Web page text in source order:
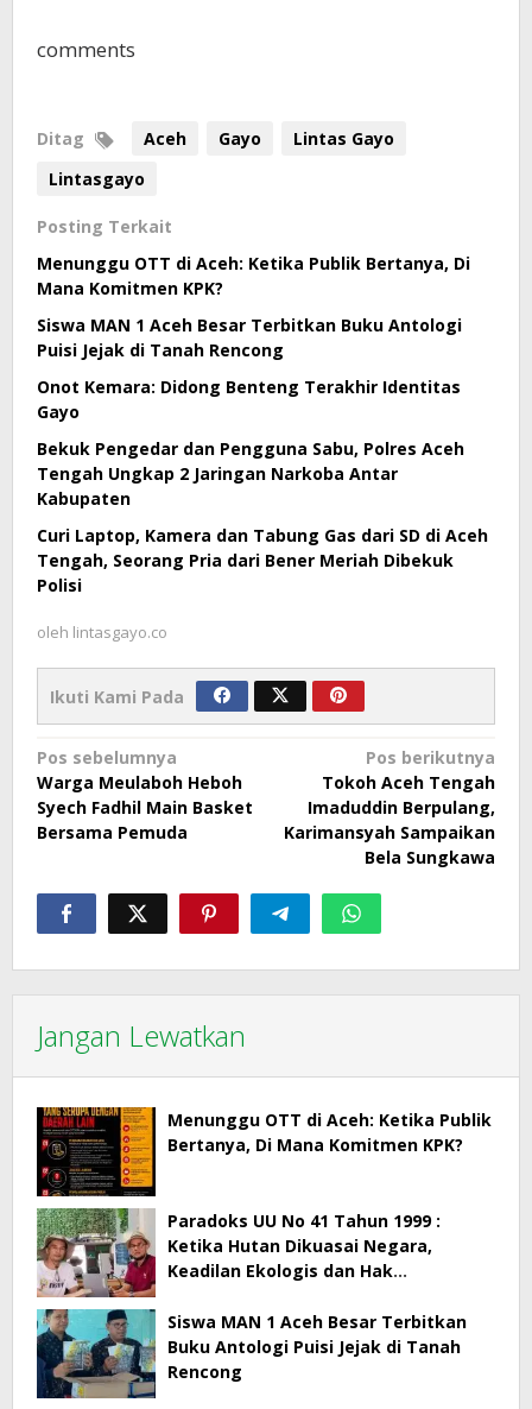
comments
Ditag Aceh Gayo
Lintas Gayo
Lintasgayo
Posting Terkait
Menunggu OTT di Aceh: Ketika Publik Bertanya, Di
Mana Komitmen KPK?
Siswa MAN 1 Aceh Besar Terbitkan Buku Antologi
Puisi Jejak di Tanah Rencong
Onot Kemara: Didong Benteng Terakhir Identitas
Gayo
Bekuk Pengedar dan Pengguna Sabu, Polres Aceh
Tengah Ungkap 2 Jaringan Narkoba Antar
Kabupaten
Curi Laptop, Kamera dan Tabung Gas dari SD di Aceh
Tengah, Seorang Pria dari Bener Meriah Dibekuk
Polisi
oleh lintasgayo.co
Ikuti Kami Pada
Navigasi
pos
Pos sebelumnya
Warga Meulaboh Heboh
Syech Fadhil Main Basket
Bersama Pemuda
Pos berikutnya
Tokoh Aceh Tengah
Imaduddin Berpulang,
Karimansyah Sampaikan
Bela Sungkawa
Jangan Lewatkan
Menunggu OTT di Aceh: Ketika Publik
Bertanya, Di Mana Komitmen KPK?
Paradoks UU No 41 Tahun 1999 :
Ketika Hutan Dikuasai Negara,
Keadilan Ekologis dan Hak
Siswa MAN 1 Aceh Besar Terbitkan
Buku Antologi Puisi Jejak di Tanah
Rencong